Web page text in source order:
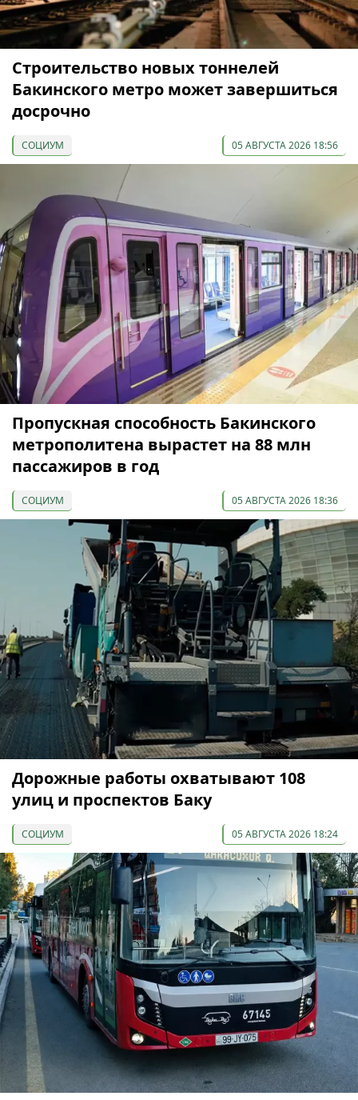
Строительство новых тоннелей
Бакинского метро может завершиться
досрочно
СОЦИУМ 05 АВГУСТА 2026 18:56
Пропускная способность Бакинского
метрополитена вырастет на 88 млн
пассажиров в год
СОЦИУМ 05 АВГУСТА 2026 18:36
Дорожные работы охватывают 108
улиц и проспектов Баку
СОЦИУМ 05 АВГУСТА 2026 18:24